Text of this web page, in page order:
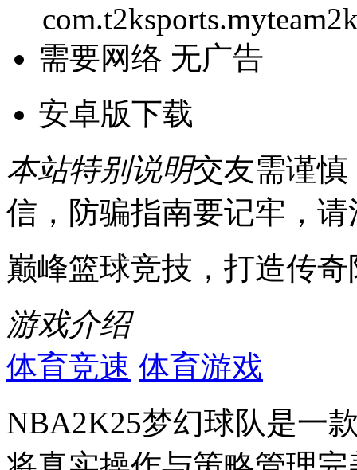
需要网络 无广告
安卓版下载
本站特别说明交友需谨
信，防骗指南要记牢，
巅峰篮球竞技，打造传奇
游戏介绍
体育竞速 体育游戏
NBA2K25梦幻球队是一